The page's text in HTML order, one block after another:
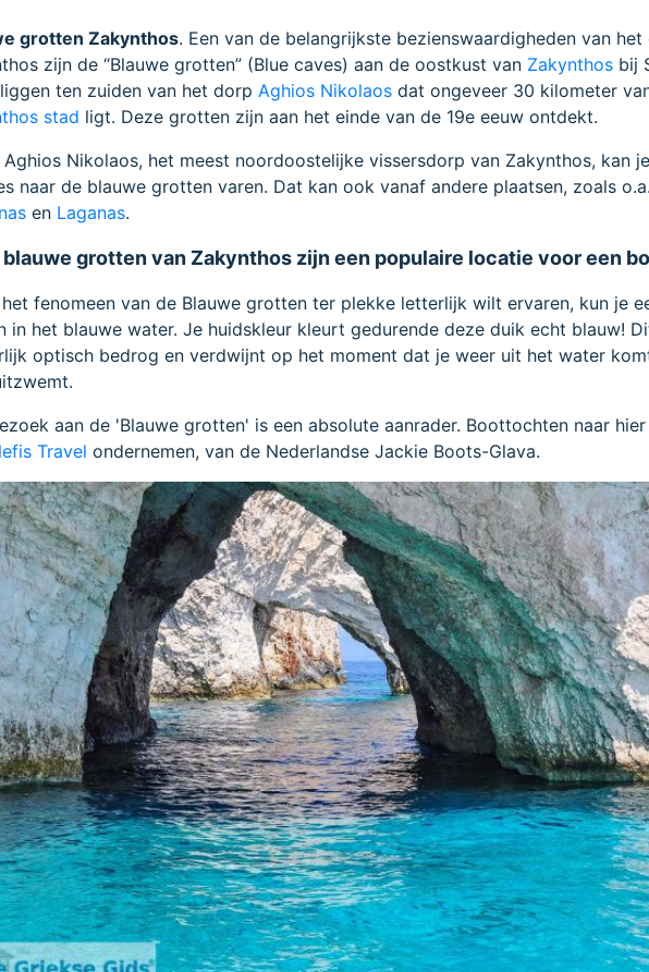
grotten Zakynthos. Een van de belangrijkste bezienswaardigheden van het
zijn de “Blauwe grotten” (Blue caves) aan de oostkust van Zakynthos bij
ten zuiden van het dorp Aghios Nikolaos dat ongeveer 30 kilometer
stad ligt. Deze grotten zijn aan het einde van de 19e eeuw ontdekt.
Aghios Nikolaos, het meest noordoostelijke vissersdorp van Zakynthos, kan
naar de blauwe grotten varen. Dat kan ook vanaf andere plaatsen, zoals
en Laganas.
blauwe grotten van Zakynthos zijn een populaire locatie voor een
fenomeen van de Blauwe grotten ter plekke letterlijk wilt ervaren, kun je
in het blauwe water. Je huidskleur kleurt gedurende deze duik echt blauw!
optisch bedrog en verdwijnt op het moment dat je weer uit het water
aan de 'Blauwe grotten' is een absolute aanrader. Boottochten naar
Travel ondernemen, van de Nederlandse Jackie Boots-Glava.